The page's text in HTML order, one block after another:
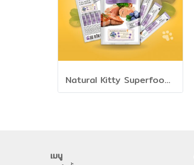
Natural Kitty Superfood Creamy Treats - ขนมครีมแมวเลีย รส ทูน่า, แซลมอน และ บลูเบอร์รี่
เมนู